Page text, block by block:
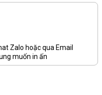
Zalo hoặc qua Email
muốn in ấn